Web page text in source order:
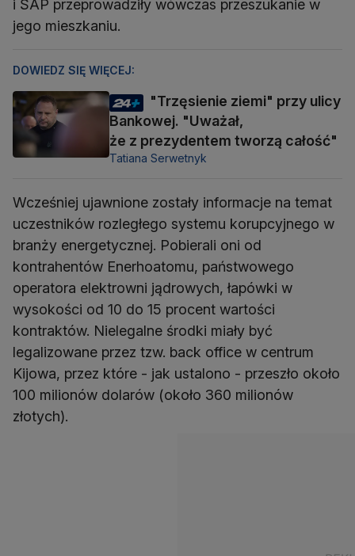
i SAP przeprowadziły wówczas przeszukanie w
jego mieszkaniu.
DOWIEDZ SIĘ WIĘCEJ:
"Trzęsienie ziemi" przy ulicy
Bankowej. "Uważał,
że z prezydentem tworzą całość"
Tatiana Serwetnyk
Wcześniej ujawnione zostały informacje na temat
uczestników rozległego systemu korupcyjnego w
branży energetycznej. Pobierali oni od
kontrahentów Enerhoatomu, państwowego
operatora elektrowni jądrowych, łapówki w
wysokości od 10 do 15 procent wartości
kontraktów. Nielegalne środki miały być
legalizowane przez tzw. back office w centrum
Kijowa, przez które - jak ustalono - przeszło około
100 milionów dolarów (około 360 milionów
złotych).